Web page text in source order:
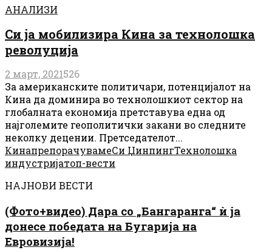
АНАЛИЗИ
Си ја мобилизира Кина за технолошка
револуција
2 март, 2021526
За американските политичари, потенцијалот на
Кина да доминира во технолошкиот сектор на
глобалната економија претставува една од
најголемите геополитички закани во следните
неколку децении. Претседателот...
КинапрепорачувамеСи ЏинпингТехнолошка
индустријатоп-вести
НАЈНОВИ ВЕСТИ
(Фото+видео) Дара со „Бангаранга“ ѝ ја
донесе победата на Бугарија на
Евровизија!